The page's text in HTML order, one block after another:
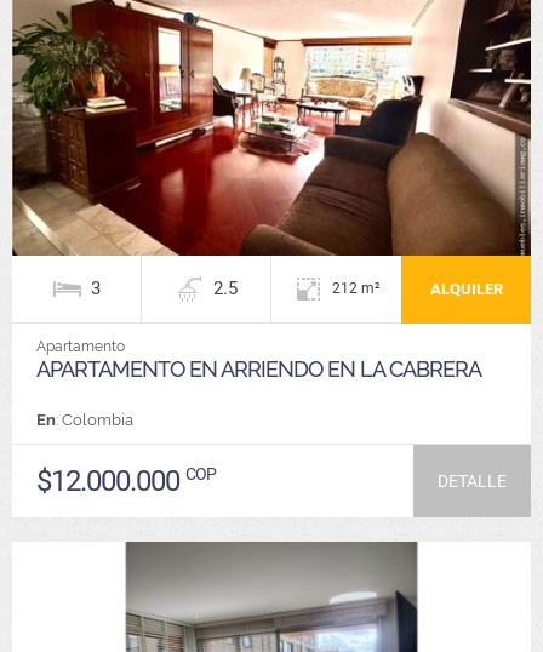
3 2.5 212 m² ALQUILER
Apartamento
APARTAMENTO EN ARRIENDO EN LA CABRERA
En: Colombia
$12.000.000 COP DETALLE